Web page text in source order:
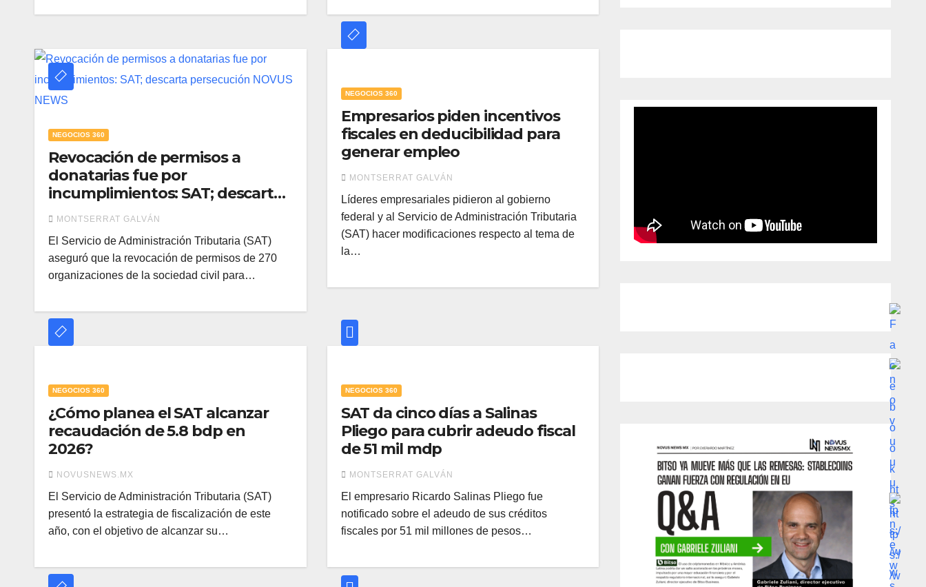
NEGOCIOS 360
Revocación de permisos a
donatarias fue por
incumplimientos: SAT; descarta
persecución
MONTSERRAT GALVÁN
El Servicio de Administración Tributaria (SAT)
aseguró que la revocación de permisos de 270
organizaciones de la sociedad civil para…
NEGOCIOS 360
Empresarios piden incentivos
fiscales en deducibilidad para
generar empleo
MONTSERRAT GALVÁN
Líderes empresariales pidieron al gobierno
federal y al Servicio de Administración Tributaria
(SAT) hacer modificaciones respecto al tema de
la…
NEGOCIOS 360
¿Cómo planea el SAT alcanzar
recaudación de 5.8 bdp en
2026?
NOVUSNEWS.MX
El Servicio de Administración Tributaria (SAT)
presentó la estrategia de fiscalización de este
año, con el objetivo de alcanzar su…
NEGOCIOS 360
SAT da cinco días a Salinas
Pliego para cubrir adeudo fiscal
de 51 mil mdp
MONTSERRAT GALVÁN
El empresario Ricardo Salinas Pliego fue
notificado sobre el adeudo de sus créditos
fiscales por 51 mil millones de pesos…